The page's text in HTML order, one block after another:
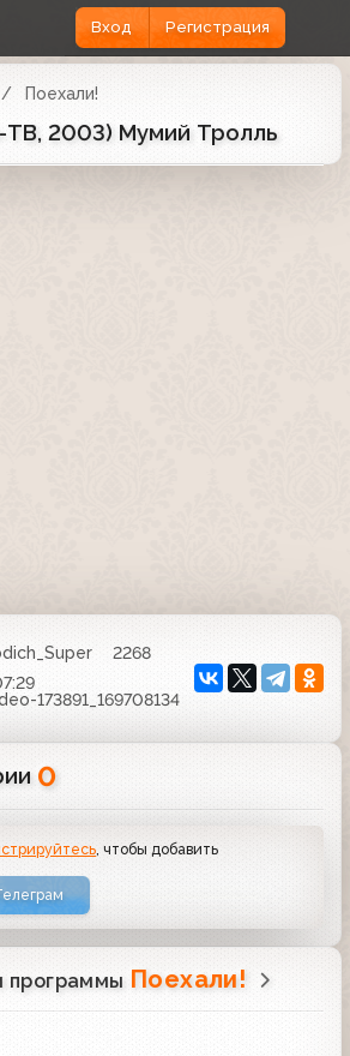
Вход Регистрация
Поехали!
ТВ, 2003) Мумий Тролль
2268
173891_169708134
0
, чтобы добавить
программы Поехали!